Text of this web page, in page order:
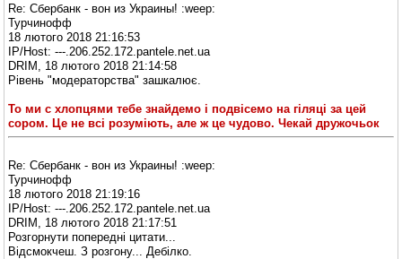
Re: Сбербанк - вон из Украины! :weep:
Турчинофф
18 лютого 2018 21:16:53
IP/Host: ---.206.252.172.pantele.net.ua
DRIM, 18 лютого 2018 21:14:58
Рівень "модераторства" зашкалює.
То ми с хлопцями тебе знайдемо і подвісемо на гіляці за цей
сором. Це не всі розуміють, але ж це чудово. Чекай дружочьок
Re: Сбербанк - вон из Украины! :weep:
Турчинофф
18 лютого 2018 21:19:16
IP/Host: ---.206.252.172.pantele.net.ua
DRIM, 18 лютого 2018 21:17:51
Розгорнути попередні цитати...
Відсмокчеш. З розгону... Дебілко.